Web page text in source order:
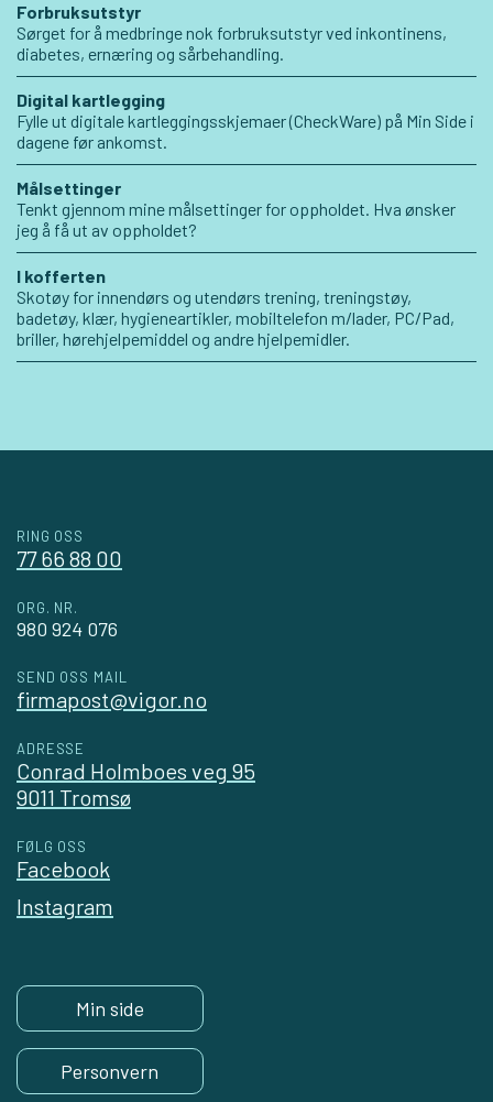
Forbruksutstyr
Sørget for å medbringe nok forbruksutstyr ved inkontinens,
diabetes, ernæring og sårbehandling.
Digital kartlegging
Fylle ut digitale kartleggingsskjemaer (CheckWare) på Min Side i
dagene før ankomst.
Målsettinger
Tenkt gjennom mine målsettinger for oppholdet. Hva ønsker
jeg å få ut av oppholdet?
I kofferten
Skotøy for innendørs og utendørs trening, treningstøy,
badetøy, klær, hygieneartikler, mobiltelefon m/lader, PC/Pad,
briller, hørehjelpemiddel og andre hjelpemidler.
RING OSS
77 66 88 00
ORG. NR.
980 924 076
SEND OSS MAIL
firmapost@vigor.no
ADRESSE
Conrad Holmboes veg 95
9011 Tromsø
FØLG OSS
Facebook
Instagram
Min side
Personvern